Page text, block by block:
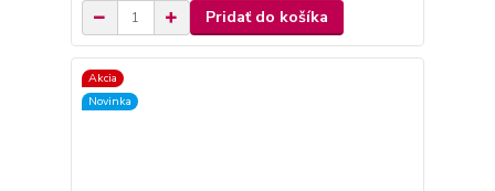
Pridať do košíka
Akcia
Novinka